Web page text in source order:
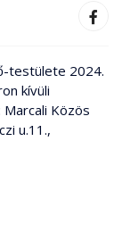
testülete 2024.
kívüli
Közös
u.11.,